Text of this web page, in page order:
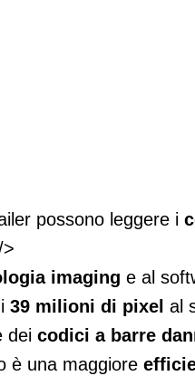
imaging
possono leggere i
imaging e al
39 milioni di pixel al
dei codici a barre
è una maggiore